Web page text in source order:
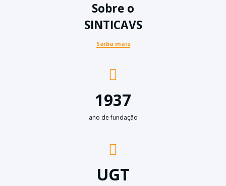
Sobre o
SINTICAVS
Saiba mais
1937
ano de fundação
UGT